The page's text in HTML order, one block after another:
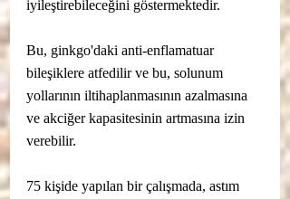
iyileştirebileceğini göstermektedir.
Bu, ginkgo'daki anti-enflamatuar
bileşiklere atfedilir ve bu, solunum
yollarının iltihaplanmasının azalmasına
ve akciğer kapasitesinin artmasına izin
verebilir.
75 kişide yapılan bir çalışmada, astım